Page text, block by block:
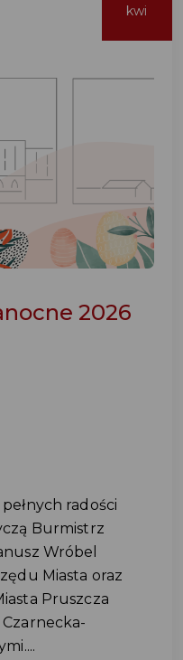
kwi
2026
radości
Burmistrz
Wróbel
Miasta oraz
Pruszcza